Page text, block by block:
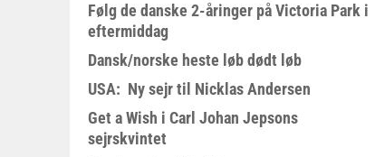
Følg de danske 2-åringer på Victoria Park i
eftermiddag
Dansk/norske heste løb dødt løb
USA: Ny sejr til Nicklas Andersen
Get a Wish i Carl Johan Jepsons
sejrskvintet